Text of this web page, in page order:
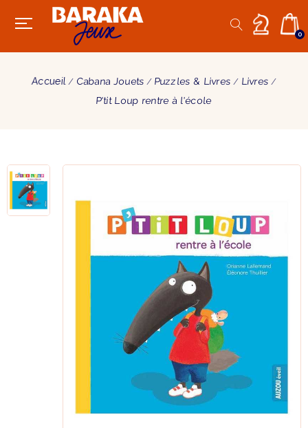
0
Accueil Cabana Jouets Puzzles & Livres
Livres
P'tit Loup rentre à l'école